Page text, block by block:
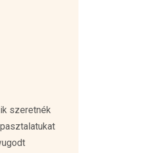
szeretnék